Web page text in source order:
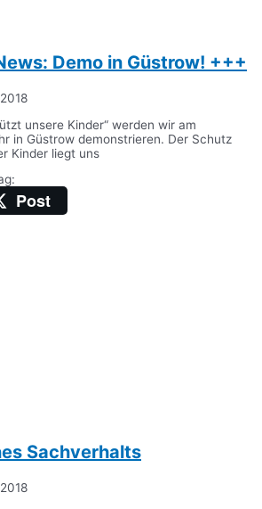
Demo in Güstrow! +++
unsere Kinder“ werden wir am
in Güstrow demonstrieren. Der Schutz
Kinder liegt uns
Post
Sachverhalts